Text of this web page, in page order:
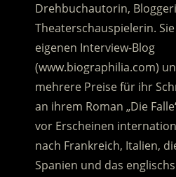
Drehbuchautorin,
Theaterschauspielerin.
eigenen Interview-Blog
(www.biographilia.com)
mehrere Preise für ihr
an ihrem Roman „Die
vor Erscheinen
nach Frankreich, Italien,
Spanien und das